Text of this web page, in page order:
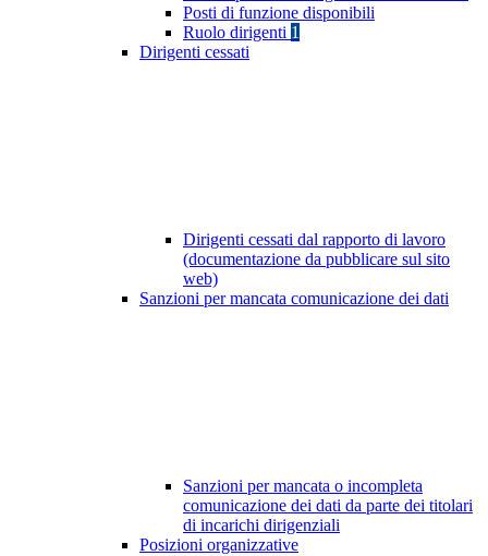
Posti di funzione disponibili
Ruolo dirigenti 1
Dirigenti cessati
Dirigenti cessati dal rapporto di lavoro
(documentazione da pubblicare sul sito
web)
Sanzioni per mancata comunicazione dei dati
Sanzioni per mancata o incompleta
comunicazione dei dati da parte dei titolari
di incarichi dirigenziali
Posizioni organizzative